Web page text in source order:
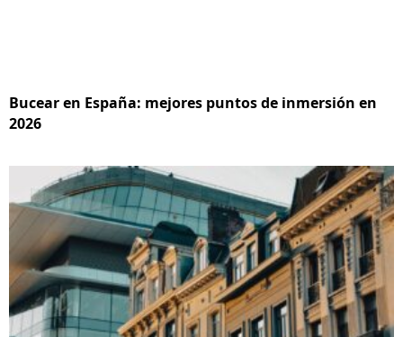
Bucear en España: mejores puntos de inmersión en
2026